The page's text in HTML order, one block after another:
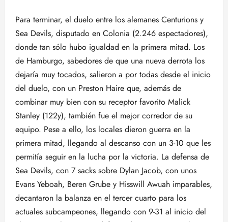
Para terminar, el duelo entre los alemanes Centurions y
Sea Devils, disputado en Colonia (2.246 espectadores),
donde tan sólo hubo igualdad en la primera mitad. Los
de Hamburgo, sabedores de que una nueva derrota los
dejaría muy tocados, salieron a por todas desde el inicio
del duelo, con un Preston Haire que, además de
combinar muy bien con su receptor favorito Malick
Stanley (122y), también fue el mejor corredor de su
equipo. Pese a ello, los locales dieron guerra en la
primera mitad, llegando al descanso con un 3-10 que les
permitía seguir en la lucha por la victoria. La defensa de
Sea Devils, con 7 sacks sobre Dylan Jacob, con unos
Evans Yeboah, Beren Grube y Hisswill Awuah imparables,
decantaron la balanza en el tercer cuarto para los
actuales subcampeones, llegando con 9-31 al inicio del